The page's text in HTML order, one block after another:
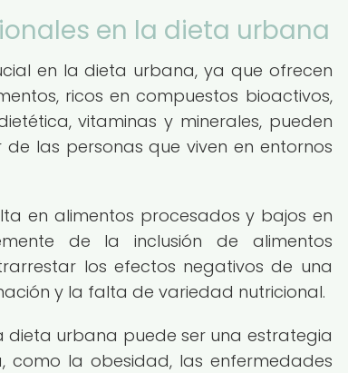
en la dieta urbana
en la dieta urbana, ya que ofrecen
ricos en compuestos bioactivos,
vitaminas y minerales, pueden
las personas que viven en entornos
en alimentos procesados y bajos en
de la inclusión de alimentos
los efectos negativos de una
y la falta de variedad nutricional.
dieta urbana puede ser una estrategia
la obesidad, las enfermedades